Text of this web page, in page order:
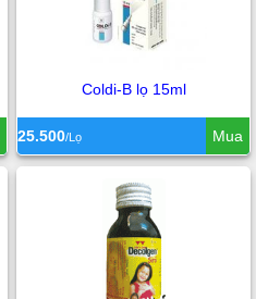
Coldi-B lọ 15ml
25.500/Lọ Mua